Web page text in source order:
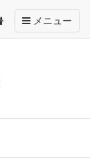
Toggle
navigation
メニュー